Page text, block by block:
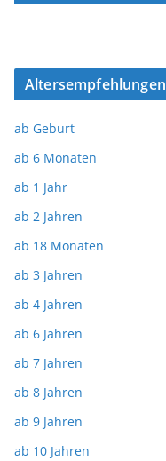
Altersempfehlungen
ab Geburt
ab 6 Monaten
ab 1 Jahr
ab 2 Jahren
ab 18 Monaten
ab 3 Jahren
ab 4 Jahren
ab 6 Jahren
ab 7 Jahren
ab 8 Jahren
ab 9 Jahren
ab 10 Jahren